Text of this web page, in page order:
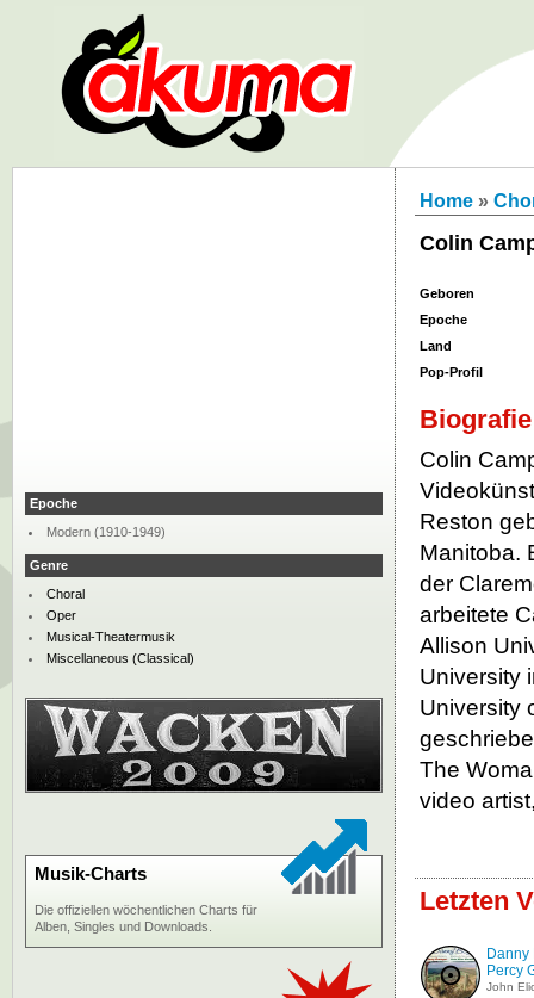
Home »
Colin
Geboren
Epoche
Land
Pop-Profil
Biografie
Colin
Reston
Manitoba.
der
arbeitete
Allison
University
University
The
video
Letzten
Danny
Percy
John
Epoche
Modern (1910-1949)
Genre
Choral
Oper
Musical-Theatermusik
Miscellaneous (Classical)
Musik-Charts
Die offiziellen wöchentlichen Charts für
Alben, Singles und Downloads.